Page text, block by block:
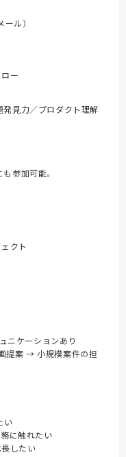
ル）
ー
見力／プロダクト理解
参加可能。
クト
ニケーションあり
提案 → 小規模案件の担
い
に触れたい
したい